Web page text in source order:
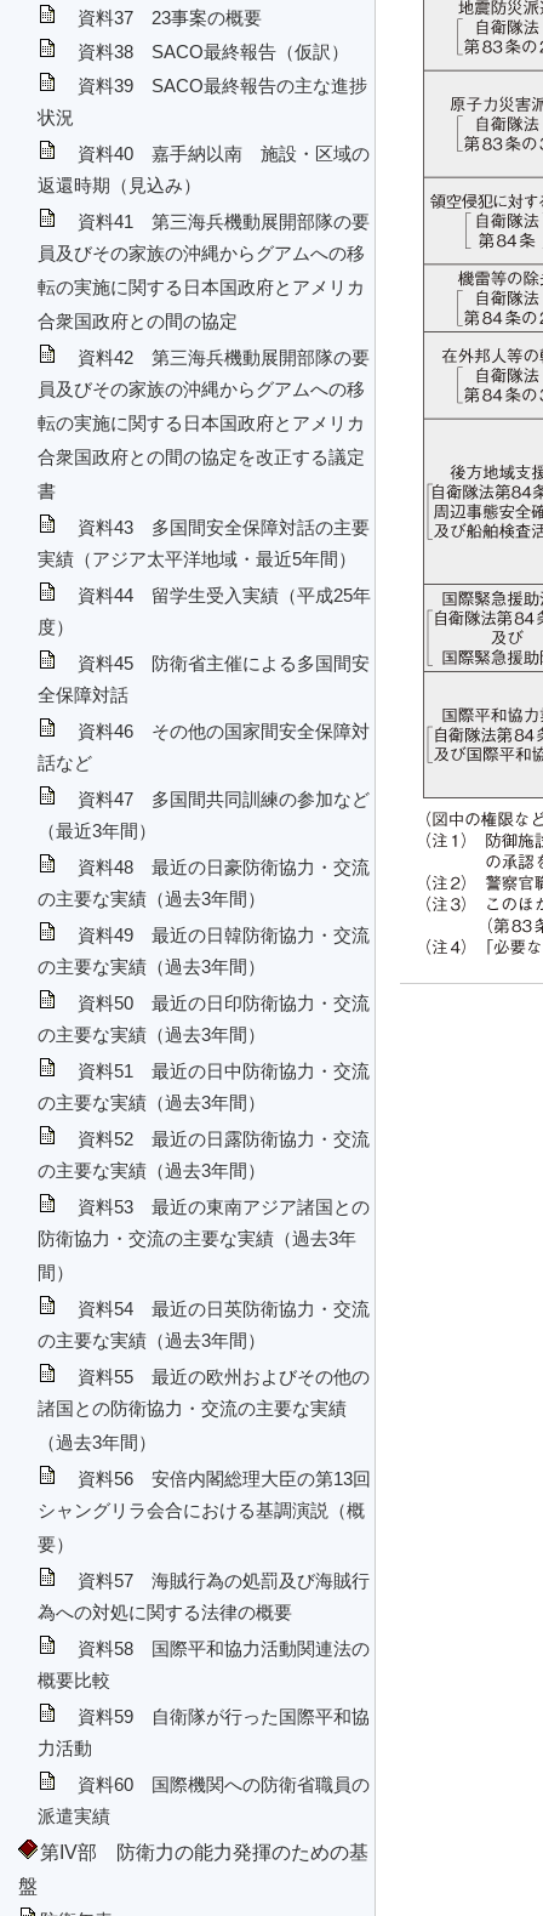
資料37 23事案の概要
資料38 SACO最終報告（仮訳）
資料39 SACO最終報告の主な進捗
状況
資料40 嘉手納以南 施設・区域の
返還時期（見込み）
資料41 第三海兵機動展開部隊の要
員及びその家族の沖縄からグアムへの移
転の実施に関する日本国政府とアメリカ
合衆国政府との間の協定
資料42 第三海兵機動展開部隊の要
員及びその家族の沖縄からグアムへの移
転の実施に関する日本国政府とアメリカ
合衆国政府との間の協定を改正する議定
書
資料43 多国間安全保障対話の主要
実績（アジア太平洋地域・最近5年間）
資料44 留学生受入実績（平成25年
度）
資料45 防衛省主催による多国間安
全保障対話
資料46 その他の国家間安全保障対
話など
資料47 多国間共同訓練の参加など
（最近3年間）
資料48 最近の日豪防衛協力・交流
の主要な実績（過去3年間）
資料49 最近の日韓防衛協力・交流
の主要な実績（過去3年間）
資料50 最近の日印防衛協力・交流
の主要な実績（過去3年間）
資料51 最近の日中防衛協力・交流
の主要な実績（過去3年間）
資料52 最近の日露防衛協力・交流
の主要な実績（過去3年間）
資料53 最近の東南アジア諸国との
防衛協力・交流の主要な実績（過去3年
間）
資料54 最近の日英防衛協力・交流
の主要な実績（過去3年間）
資料55 最近の欧州およびその他の
諸国との防衛協力・交流の主要な実績
（過去3年間）
資料56 安倍内閣総理大臣の第13回
シャングリラ会合における基調演説（概
要）
資料57 海賊行為の処罰及び海賊行
為への対処に関する法律の概要
資料58 国際平和協力活動関連法の
概要比較
資料59 自衛隊が行った国際平和協
力活動
資料60 国際機関への防衛省職員の
派遣実績
第IV部 防衛力の能力発揮のための基
盤